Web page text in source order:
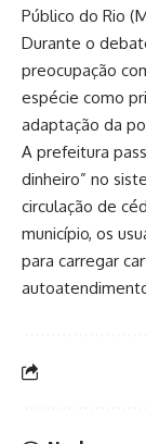
Público do Rio
Durante o
preocupação
espécie como
adaptação da
A prefeitura
dinheiro” no
circulação de
município, os
para carregar